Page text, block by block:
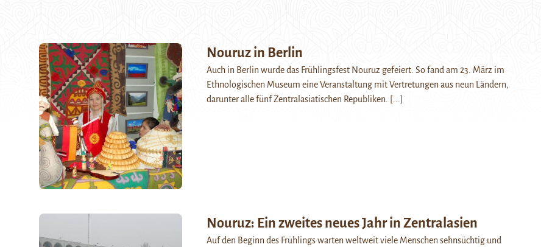
Nouruz in Berlin
Auch in Berlin wurde das Frühlingsfest Nouruz gefeiert. So fand am 23. März im
Ethnologischen Museum eine Veranstaltung mit Vertretungen aus neun Ländern,
darunter alle fünf Zentralasiatischen Republiken.
[...]
Nouruz: Ein zweites neues Jahr in Zentralasien
Auf den Beginn des Frühlings warten weltweit viele Menschen sehnsüchtig und